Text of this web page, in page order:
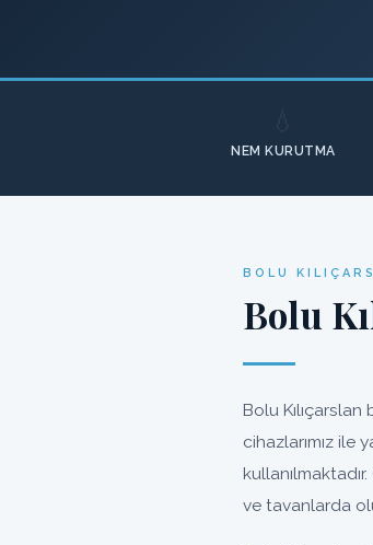
NEM KURUTMA
BOLU
Bolu
Bolu
cihazlarımız ile
ve tavanlarda